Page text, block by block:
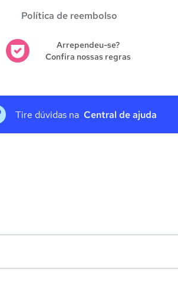
Política de reembolso
Arrependeu-se?
Confira nossas regras
Tire dúvidas na Central de ajuda